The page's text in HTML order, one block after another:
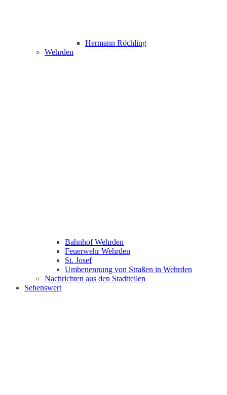
Hermann Röchling
Wehrden
Bahnhof Wehrden
Feuerwehr Wehrden
St. Josef
Umbenennung von Straßen in Wehrden
Nachrichten aus den Stadtteilen
Sehenswert